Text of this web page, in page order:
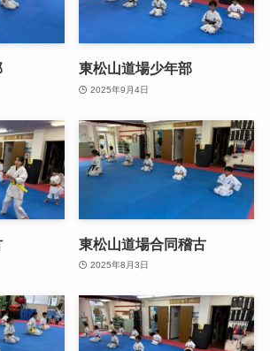
東松山道場少年部
2025年9月4日
東松山道場合同稽古
2025年8月3日